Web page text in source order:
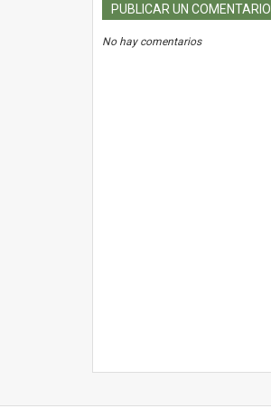
PUBLICAR UN COMENTARIO
No hay comentarios